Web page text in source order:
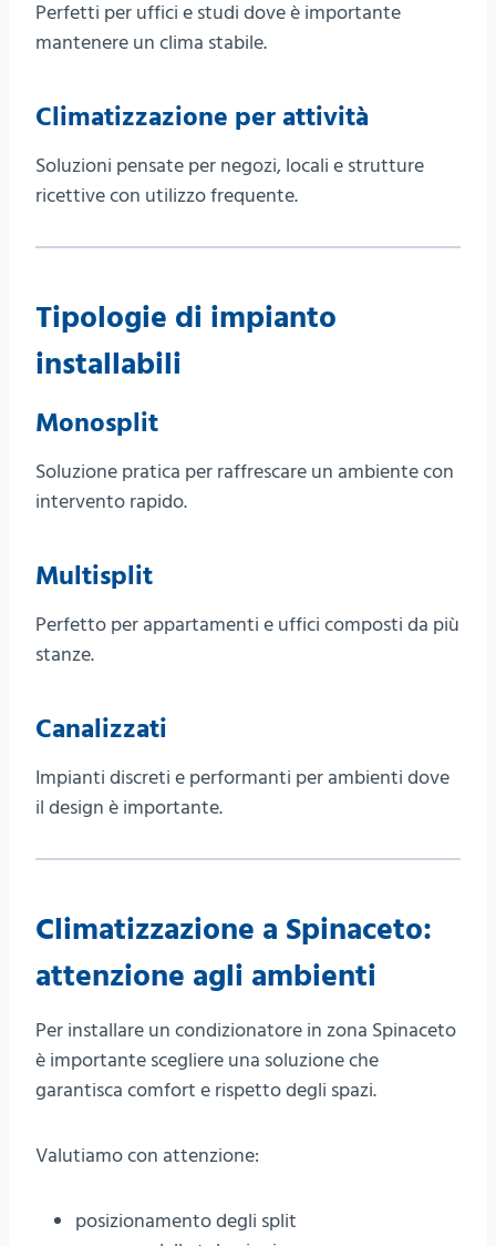
Perfetti per uffici e studi dove è importante
mantenere un clima stabile.
Climatizzazione per attività
Soluzioni pensate per negozi, locali e strutture
ricettive con utilizzo frequente.
Tipologie di impianto
installabili
Monosplit
Soluzione pratica per raffrescare un ambiente con
intervento rapido.
Multisplit
Perfetto per appartamenti e uffici composti da più
stanze.
Canalizzati
Impianti discreti e performanti per ambienti dove
il design è importante.
Climatizzazione a Spinaceto:
attenzione agli ambienti
Per installare un condizionatore in zona Spinaceto
è importante scegliere una soluzione che
garantisca comfort e rispetto degli spazi.
Valutiamo con attenzione:
posizionamento degli split